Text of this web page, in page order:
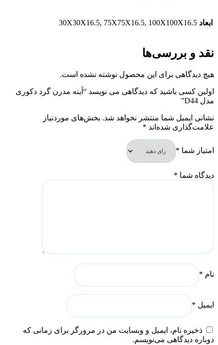
ابعاد 30X30X16.5, 75X75X16.5, 100X100X16.5
نقد و بررسی‌ها
هیچ دیدگاهی برای این محصول نوشته نشده است.
اولین کسی باشید که دیدگاهی می نویسد “آینه مدرن گرد دکوری
مدل D44”
نشانی ایمیل شما منتشر نخواهد شد. بخش‌های موردنیاز
علامت‌گذاری شده‌اند *
امتیاز شما *
دیدگاه شما *
نام *
ایمیل *
ذخیره نام، ایمیل و وبسایت من در مرورگر برای زمانی که
دوباره دیدگاهی می‌نویسم.